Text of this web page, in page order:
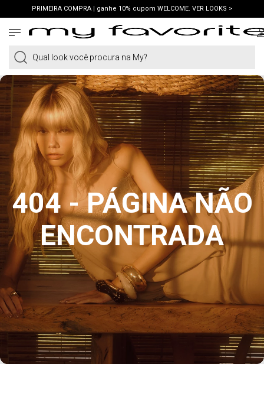
PRIMEIRA COMPRA | ganhe 10% cupom WELCOME. VER LOOKS >
FRETE GRÁTIS | em compras a partir de R$419. AMEI >
Qual look você procura na My?
404 - PÁGINA NÃO
ENCONTRADA